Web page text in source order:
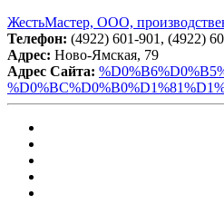
ЖестьМастер, ООО,
Телефон: (4922) 601-901, (4922)
Адрес: Ново-Ямская, 79
Адрес Сайта: